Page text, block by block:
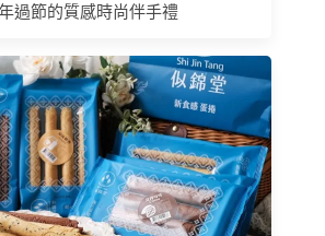
過節的質感時尚伴手禮